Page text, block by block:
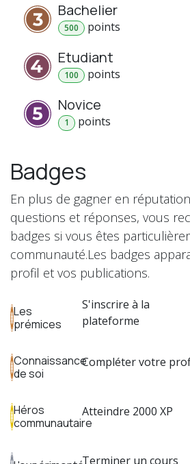
Bachelier
500 points
Etudiant
100 points
Novice
1 points
Badges
En plus de gagner en
questions et réponses, vous
badges si vous êtes
communauté.Les badges
profil et vos publications.
Les
prémices
S'inscrire à la
plateforme
Connaissance
de soi
Compléter votre
Héros
communautaire
Atteindre 2000 XP
Terminer un cours